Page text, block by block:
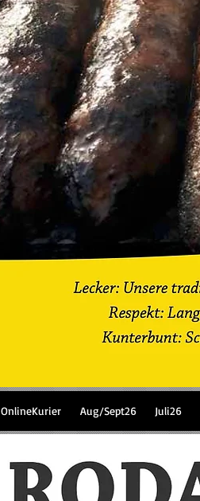
OnlineKurier Aug/Sept26 Juli26